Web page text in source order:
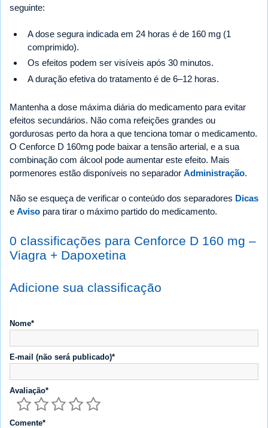
seguinte:
A dose segura indicada em 24 horas é de 160 mg (1
comprimido).
Os efeitos podem ser visíveis após 30 minutos.
A duração efetiva do tratamento é de 6–12 horas.
Mantenha a dose máxima diária do medicamento para evitar
efeitos secundários. Não coma refeições grandes ou
gordurosas perto da hora a que tenciona tomar o medicamento.
O Cenforce D 160mg pode baixar a tensão arterial, e a sua
combinação com álcool pode aumentar este efeito. Mais
pormenores estão disponíveis no separador Administração.
Não se esqueça de verificar o conteúdo dos separadores Dicas
e Aviso para tirar o máximo partido do medicamento.
0 classificações para Cenforce D 160 mg –
Viagra + Dapoxetina
Adicione sua classificação
Nome*
E-mail (não será publicado)*
Avaliação*
Comente*